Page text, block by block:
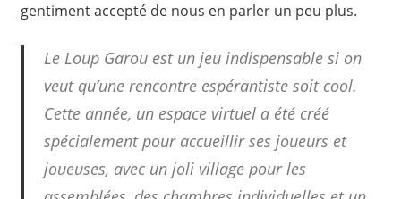
gentiment accepté de nous en parler un peu plus.
Le Loup Garou est un jeu indispensable si on
veut qu’une rencontre espérantiste soit cool.
Cette année, un espace virtuel a été créé
spécialement pour accueillir ses joueurs et
joueuses, avec un joli village pour les